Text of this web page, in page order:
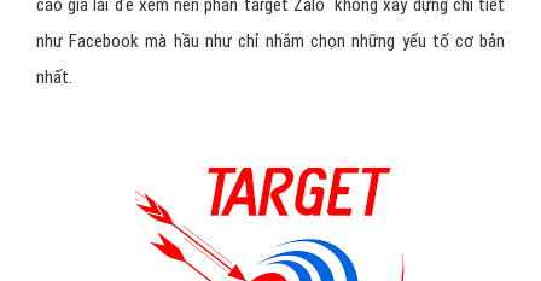
như Facebook mà hầu như chỉ nhắm chọn những yếu tố cơ bản
nhất.